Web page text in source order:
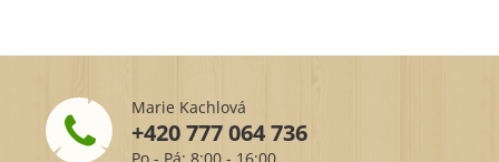
Marie Kachlová
+420 777 064 736